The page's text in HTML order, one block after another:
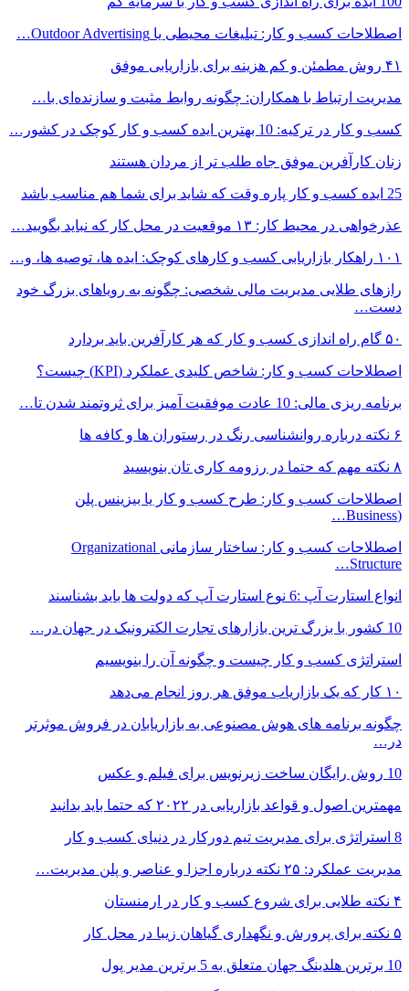
اصطلاحات کسب و کار: تبلیغات محیطی یا Outdoor Advertising…
۴۱ روش مطمئن و کم‌ هزینه برای بازاریابی موفق
مدیریت ارتباط با همکاران: چگونه روابط مثبت و سازنده‌ای با…
کسب و کار در ترکیه: 10 بهترین ایده‌ کسب و کار کوچک در کشور…
زنان کارآفرین موفق جاه طلب تر از مردان هستند
25 ایده کسب‌ و کار پاره وقت که شاید برای شما هم مناسب باشد
عذرخواهی در محیط کار: ۱۳ موقعیت در محل کار که نباید بگویید…
۱۰۱ راهکار بازاریابی کسب و کارهای کوچک: ایده ها، توصیه ها، و…
رازهای طلایی مدیریت مالی شخصی: چگونه به رویاهای بزرگ خود
دست…
۵۰ گام راه اندازی کسب و کار که هر کارآفرین باید بردارد
اصطلاحات کسب و کار: شاخص کلیدی عملکرد (KPI) چیست؟
برنامه ریزی مالی: 10 عادت موفقیت آمیز برای ثروتمند شدن تا…
۶ نکته درباره روانشناسی رنگ در رستوران ها و کافه ها
۸ نکته مهم که حتما در رزومه کاری تان بنویسید
اصطلاحات کسب و کار: طرح کسب و کار یا بیزینس پلن
(Business…
اصطلاحات کسب و کار: ساختار سازمانی Organizational
Structure…
انواع استارت آپ :6 نوع استارت آپ که دولت ها باید بشناسند
10 کشور با بزرگ ترین بازارهای تجارت الکترونیک در جهان در…
استراتژی کسب و کار چیست و چگونه آن را بنویسیم
۱۰ کار که یک بازاریاب موفق هر روز انجام می‌دهد
چگونه برنامه های هوش مصنوعی به بازاریابان در فروش موثرتر
در…
10 روش رایگان ساخت زیرنویس برای فیلم و عکس
مهمترین اصول و قواعد بازاریابی در ۲۰۲۲ که حتما باید بدانید
8 استراتژی برای مدیریت تیم دورکار در دنیای کسب و کار
مدیریت عملکرد: ۲۵ نکته درباره اجزا و عناصر و پلن مدیریت…
۴ نکته طلایی برای شروع کسب و کار در ارمنستان
۵ نکته برای پرورش و نگهداری گیاهان زیبا در محل کار
10 برترین هلدینگ جهان متعلق به 5 برترین مدیر پول